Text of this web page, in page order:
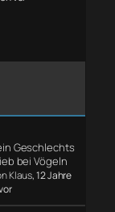
Geschlechts
bei Vögeln
Klaus, 12 Jahre